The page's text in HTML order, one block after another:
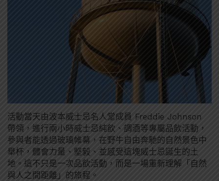
活動當天由波本威士忌名人堂成員 Freddie Johnson
帶領，進行兩小時威士忌純飲、調酒等專屬品飲活動，
參與者能透過玻璃帷幕，在野牛自由奔馳的自然景色中
舉杯，體會力量、堅毅、並感受這塊威士忌誕生的土
地。這不只是一次品飲活動，而是一場重新理解「自然
與人之間距離」的旅程。